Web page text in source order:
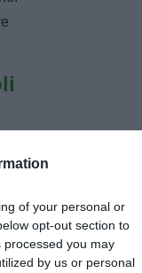
of your personal or
opt-out section to
you may
by us or personal